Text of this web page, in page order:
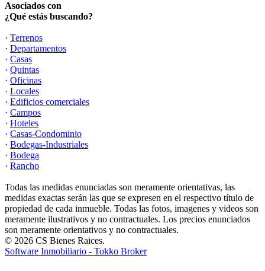
Asociados con
¿Qué estás buscando?
· Terrenos
· Departamentos
· Casas
· Quintas
· Oficinas
· Locales
· Edificios comerciales
· Campos
· Hoteles
· Casas-Condominio
· Bodegas-Industriales
· Bodega
· Rancho
Todas las medidas enunciadas son meramente orientativas, las
medidas exactas serán las que se expresen en el respectivo título de
propiedad de cada inmueble. Todas las fotos, imagenes y videos son
meramente ilustrativos y no contractuales. Los precios enunciados
son meramente orientativos y no contractuales.
© 2026 CS Bienes Raices.
Software Inmobiliario - Tokko Broker